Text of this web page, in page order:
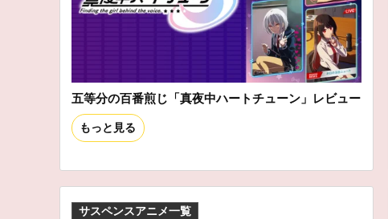
五等分の百番煎じ「真夜中ハートチューン」レビュー
もっと見る
サスペンスアニメ一覧